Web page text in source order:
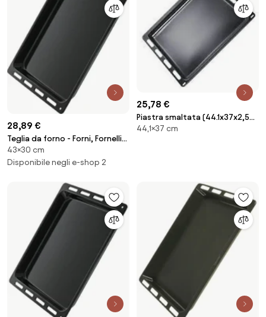
28,89 €
Teglia da forno - Forni, Fornelli
Elettrici e a Gas Candy
2957588032767743939
43×30 cm
Disponibile negli e-shop 2
25,78 €
Piastra smaltata (44.1x37x2,5
cm) per Bosch 00666902 forno
44,1×37 cm